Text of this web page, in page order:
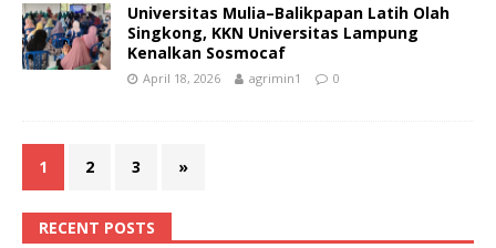
Universitas Mulia–Balikpapan Latih Olah
Singkong, KKN Universitas Lampung
Kenalkan Sosmocaf
April 18, 2026 agrimin1 0
1 2 3 »
RECENT POSTS